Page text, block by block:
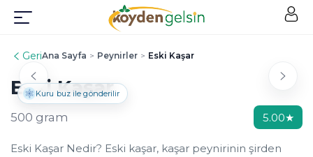
GeriAna Sayfa > Peynirler > Eski Kaşar
Kuru buz ile gönderilir
Eski Kaşar
500 gram 5.00★
Eski Kaşar Nedir? Eski kaşar, kaşar peynirinin şirden